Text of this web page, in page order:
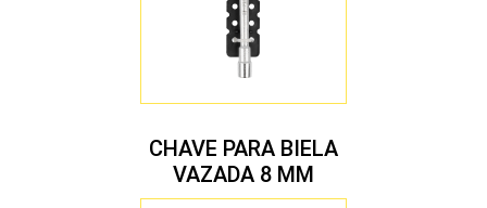
CHAVE PARA BIELA
VAZADA 8 MM